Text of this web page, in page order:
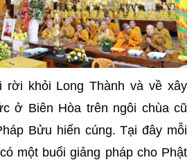
rời khỏi Long Thành và về xây
ở Biên Hòa trên ngôi chùa cũ
Bửu hiến cúng. Tại đây mỗi
một buổi giảng pháp cho Phật